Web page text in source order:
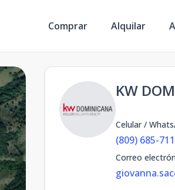
Comprar Alquilar
KW
Celular /
(809) 685-
Correo